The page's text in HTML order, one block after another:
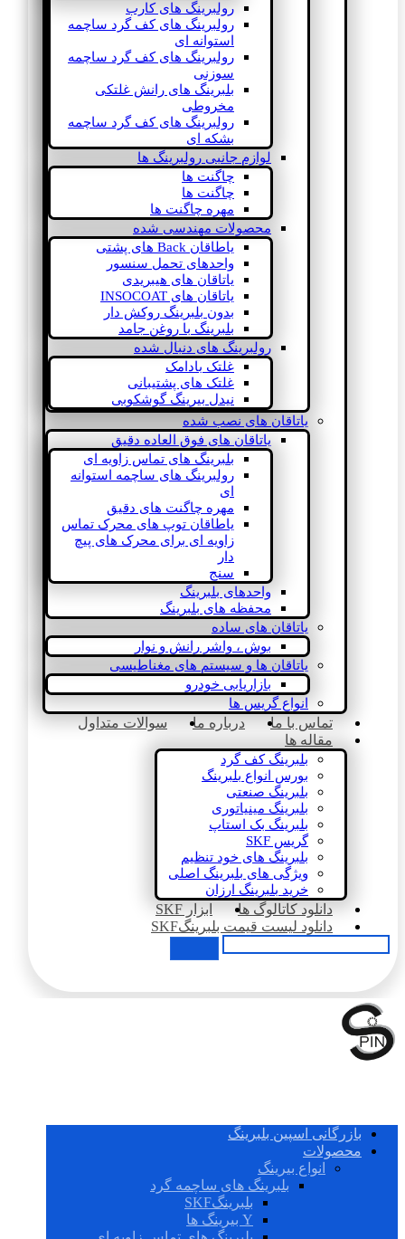
رولبرینگ های کارب
رولبرینگ های کف گرد ساچمه
استوانه ای
رولبرینگ های کف گرد ساچمه
سوزنی
بلبرینگ های رانش غلتکی
مخروطی
رولبرینگ های کف گرد ساچمه
بشکه ای
لوازم جانبی رولبرینگ ها
چاگنت ها
چاگنت ها
مهره چاگنت ها
محصولات مهندسی شده
یاطاقان Back های پشتی
واحدهای تحمل سنسور
یاتاقان های هیبریدی
یاتاقان های INSOCOAT
بدون بلبرینگ روکش دار
بلبرینگ با روغن جامد
رولبرینگ های دنبال شده
غلتک بادامک
غلتک های پشتیبانی
نیدل بیرینگ گوشکوبی
یاتاقان های نصب شده
یاتاقان های فوق العاده دقیق
بلبرینگ های تماس زاویه ای
رولبرینگ های ساچمه استوانه
ای
مهره چاگنت های دقیق
یاطاقان توپ های محرک تماس
زاویه ای برای محرک های پیچ
دار
سنج
واحدهای بلبرینگ
محفظه های بلبرینگ
یاتاقان های ساده
بوش ، واشر رانش و نوار
یاتاقان ها و سیستم های مغناطیسی
بازاریابی خودرو
انواع گریس ها
تماس با ما درباره ما
سوالات متداول
مقاله ها
بلبرینگ کف گرد
بورس انواع بلبرینگ
بلبرینگ صنعتی
بلبرینگ مینیاتوری
بلبرینگ بک استاپ
گریس SKF
بلبرینگ های خود تنظیم
ویژگی های بلبرینگ اصلی
خرید بلبرینگ ارزان
دانلود کاتالوگ ها
ابزار SKF
دانلود لیست قیمت بلبرینگSKF
بازرگانی اسپین بلبرینگ
محصولات
انواع بیرینگ
بلبرینگ های ساچمه گرد
بلبرینگSKF
Y بیرینگ ها